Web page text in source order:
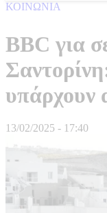
ΚΟΙΝΩΝΙΑ
BBC για
υπάρχουν
13/02/2025 - 17:40